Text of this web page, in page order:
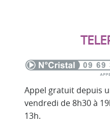
Appel gratuit depuis
vendredi de 8h30 à
13h.